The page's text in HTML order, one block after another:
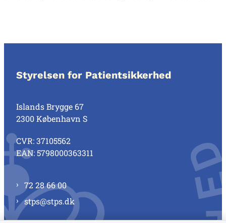
Styrelsen for Patientsikkerhed
Islands Brygge 67
2300 København S
CVR: 37105562
EAN: 5798000363311
72 28 66 00
stps@stps.dk